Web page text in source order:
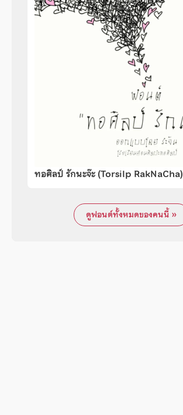
ทอศิลป์ รักนะจ๊ะ (Torsilp RakNaCha)
ดูฟอนต์ทั้งหมดของคนนี้ »